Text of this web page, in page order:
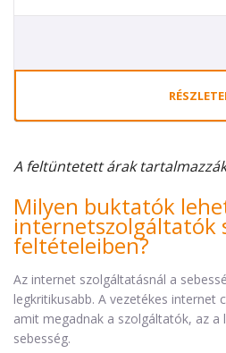
A feltüntetett árak
Milyen buktatók
internetszolgáltatók
feltételeiben?
Az internet szolgáltatásnál a
legkritikusabb. A vezetékes internet
amit megadnak a szolgáltatók, az a
sebesség.